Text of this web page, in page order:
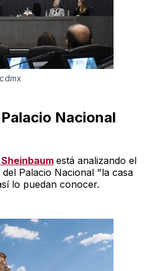
Nacional
está analizando el
Palacio Nacional "la casa
lo puedan conocer.